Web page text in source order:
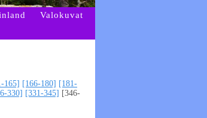
Valokuvat
165] [166-180] [181-
330] [331-345] [346-